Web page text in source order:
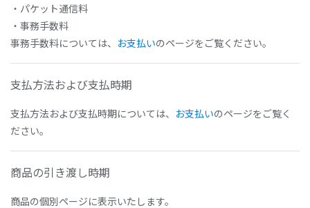
・パケット通信料
・事務手数料
事務手数料については、 お支払いのページをご覧ください。
支払方法および支払時期
支払方法および支払時期については、 お支払いのページをご覧く
ださい。
商品の引き渡し時期
商品の個別ページに表示いたします。